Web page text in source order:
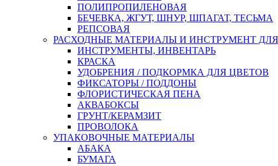
ПОЛИПРОПИЛЕНОВАЯ
БЕЧЕВКА, ЖГУТ, ШНУР, ШПАГАТ, ТЕСЬМА
РЕПСОВАЯ
РАСХОДНЫЕ МАТЕРИАЛЫ И ИНСТРУМЕНТ
ИНСТРУМЕНТЫ, ИНВЕНТАРЬ
КРАСКА
УДОБРЕНИЯ / ПОДКОРМКА ДЛЯ ЦВЕТОВ
ФИКСАТОРЫ / ПОДДОНЫ
ФЛОРИСТИЧЕСКАЯ ПЕНА
АКВАБОКСЫ
ГРУНТ/КЕРАМЗИТ
ПРОВОЛОКА
УПАКОВОЧНЫЕ МАТЕРИАЛЫ
АБАКА
БУМАГА